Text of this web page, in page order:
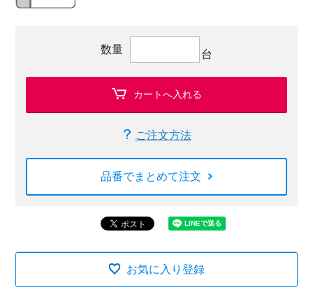
数量 台
カートへ入れる
ご注文方法
品番でまとめて注文
お気に入り登録